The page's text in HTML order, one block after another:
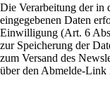
Die Verarbeitung der in
eingegebenen Daten
Einwilligung (Art. 6
zur Speicherung der
zum Versand des
über den Abmelde-Link